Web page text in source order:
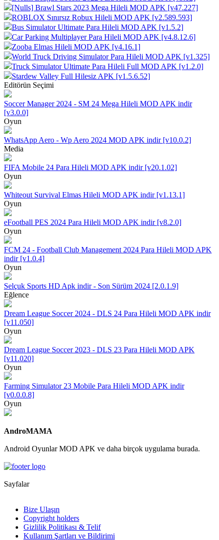
[Nulls] Brawl Stars 2023 Mega Hileli MOD APK [v47.227]
ROBLOX Sınırsız Robux Hileli MOD APK [v2.589.593]
Bus Simulator Ultimate Para Hileli MOD APK [v1.5.2]
Car Parking Multiplayer Para Hileli MOD APK [v4.8.12.6]
Zooba Elmas Hileli MOD APK [v4.16.1]
World Truck Driving Simulator Para Hileli MOD APK [v1.325]
Truck Simulator Ultimate Para Hileli Full MOD APK [v1.2.0]
Stardew Valley Full Hilesiz APK [v1.5.6.52]
Editörün Seçimi
Soccer Manager 2024 - SM 24 Mega Hileli MOD APK indir
[v3.0.0]
Oyun
WhatsApp Aero - Wp Aero 2024 MOD APK indir [v10.0.2]
Media
FIFA Mobile 24 Para Hileli MOD APK indir [v20.1.02]
Oyun
Whiteout Survival Elmas Hileli MOD APK indir [v1.13.1]
Oyun
eFootball PES 2024 Para Hileli MOD APK indir [v8.2.0]
Oyun
FCM 24 - Football Club Management 2024 Para Hileli MOD APK
indir [v1.0.4]
Oyun
Selçuk Sports HD Apk indir - Son Sürüm 2024 [2.0.1.9]
Eğlence
Dream League Soccer 2024 - DLS 24 Para Hileli MOD APK indir
[v11.050]
Oyun
Dream League Soccer 2023 - DLS 23 Para Hileli MOD APK
[v11.020]
Oyun
Farming Simulator 23 Mobile Para Hileli MOD APK indir
[v0.0.0.8]
Oyun
AndroMAMA
Android Oyunlar MOD APK ve daha birçok uygulama burada.
Sayfalar
Bize Ulaşın
Copyright holders
Gizlilik Politikası & Telif
Kullanım Şartları ve Bildirimi